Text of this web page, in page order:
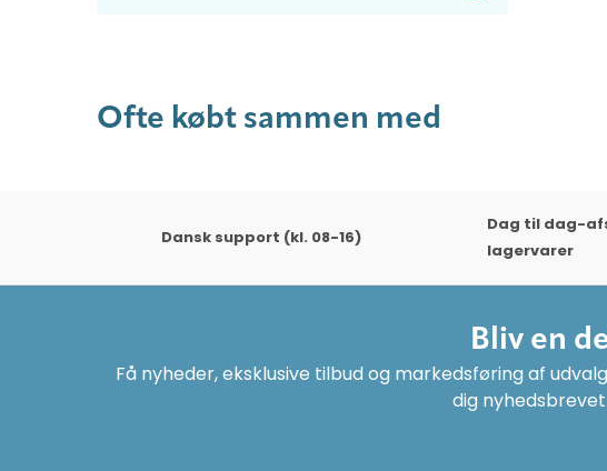
Ofte købt sammen med
Dansk support (kl. 08-16)
Dag til dag-
lagervarer
Bliv en
Få nyheder, eksklusive tilbud og markedsføring af
dig